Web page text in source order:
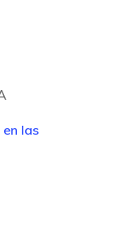
las